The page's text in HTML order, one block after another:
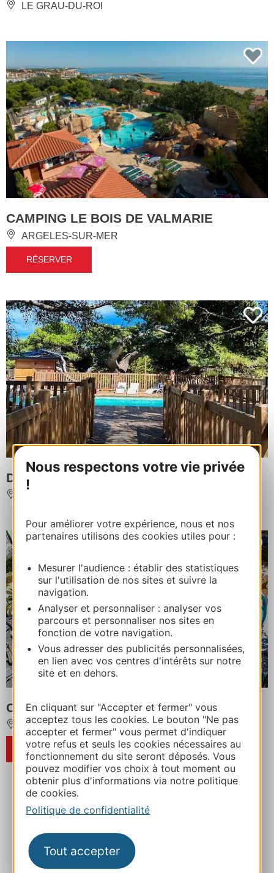
Nous respectons votre vie privée
!
Pour améliorer votre expérience, nous et nos
partenaires utilisons des cookies utiles pour :
Mesurer l'audience : établir des statistiques
sur l'utilisation de nos sites et suivre la
navigation.
Analyser et personnaliser : analyser vos
parcours et personnaliser nos sites en
fonction de votre navigation.
Vous adresser des publicités personnalisées,
en lien avec vos centres d'intérêts sur notre
site et en dehors.
En cliquant sur "Accepter et fermer" vous
acceptez tous les cookies. Le bouton "Ne pas
accepter et fermer" vous permet d'indiquer
votre refus et seuls les cookies nécessaires au
fonctionnement du site seront déposés. Vous
pouvez modifier vos choix à tout moment ou
obtenir plus d'informations via notre politique
de cookies.
Politique de confidentialité
Tout accepter
LE GRAU-DU-ROI
CAMPING LE BOIS DE VALMARIE
ARGELES-SUR-MER
RÉSERVER
DOMAINE LA FRANQUI - SANDAYA
CAMPING BLUE BAYOU
VENDRES
RÉSERVER
‹
Découvrez sur YouTube nos 1001 inspirations de